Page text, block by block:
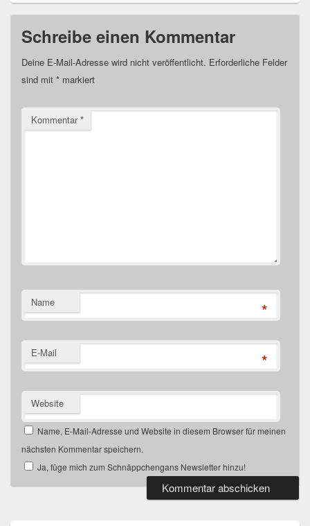
Schreibe einen Kommentar
Deine E-Mail-Adresse wird nicht veröffentlicht. Erforderliche Felder
sind mit * markiert
Kommentar*
Name *
E-Mail *
Website
Name, E-Mail-Adresse und Website in diesem Browser für meinen
nächsten Kommentar speichern.
Ja, füge mich zum Schnäppchengans Newsletter hinzu!